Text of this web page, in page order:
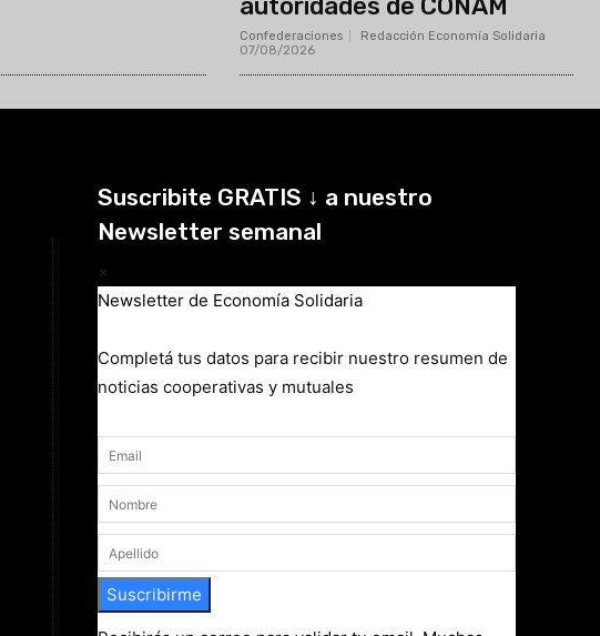
autoridades de CONAM
Confederaciones Redacción Economía Solidaria
07/08/2026
Suscribite GRATIS ↓ a nuestro
Newsletter semanal
×
Newsletter de Economía Solidaria
Completá tus datos para recibir nuestro resumen de
noticias cooperativas y mutuales
Suscribirme